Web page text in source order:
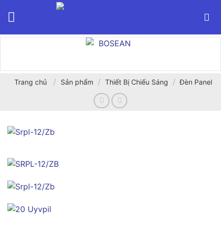
Trang chủ / Sản phẩm / Thiết Bị Chiếu Sáng / Đèn Panel